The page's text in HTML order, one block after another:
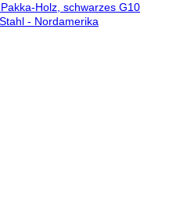
Holz, schwarzes G10
- Nordamerika